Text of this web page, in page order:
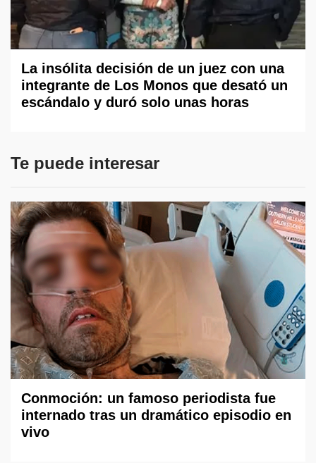
La insólita decisión de un juez con una
integrante de Los Monos que desató un
escándalo y duró solo unas horas
Te puede interesar
Conmoción: un famoso periodista fue
internado tras un dramático episodio en
vivo